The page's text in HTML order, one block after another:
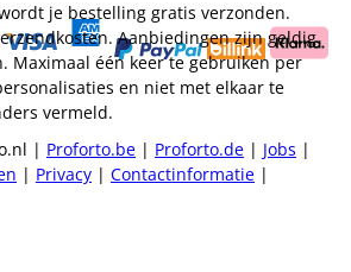
je bestelling gratis verzonden.
Aanbiedingen zijn geldig
Maximaal één keer te gebruiken per
en niet met elkaar te
vermeld.
| Proforto.be | Proforto.de | Jobs |
| Privacy | Contactinformatie |